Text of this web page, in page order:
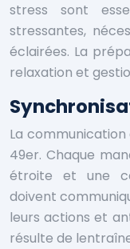
stress sont
stressantes,
éclairées. La
relaxation et
La
49er. Chaque
étroite et une
doivent
leurs actions et
résulte de